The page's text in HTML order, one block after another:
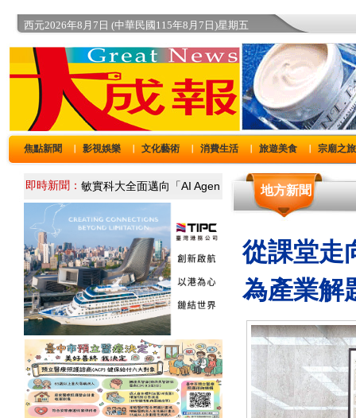
西元2026年8月7日 (中華民國115年8月7日)星期五
焦點新聞 影視娛樂 文化藝術 消費生活 旅遊美食 宗廟之旅
即時新聞： 地方新聞
從課堂走
為產業解